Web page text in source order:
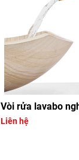
Vòi rửa lavabo
Liên hệ